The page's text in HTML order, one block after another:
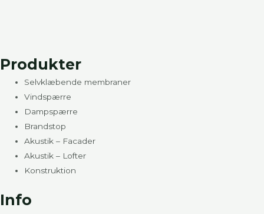
Produkter
Selvklæbende membraner
Vindspærre
Dampspærre
Brandstop
Akustik – Facader
Akustik – Lofter
Konstruktion
Info